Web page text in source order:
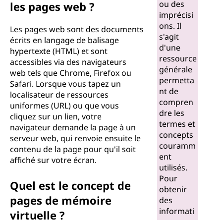
les pages web ?
Les pages web sont des documents
écrits en langage de balisage
hypertexte (HTML) et sont
accessibles via des navigateurs
web tels que Chrome, Firefox ou
Safari. Lorsque vous tapez un
localisateur de ressources
uniformes (URL) ou que vous
cliquez sur un lien, votre
navigateur demande la page à un
serveur web, qui renvoie ensuite le
contenu de la page pour qu'il soit
affiché sur votre écran.
Quel est le concept de
pages de mémoire
virtuelle ?
ou des
imprécisi
ons. Il
s'agit
d'une
ressource
générale
permetta
nt de
compren
dre les
termes et
concepts
couramm
ent
utilisés.
Pour
obtenir
des
informati